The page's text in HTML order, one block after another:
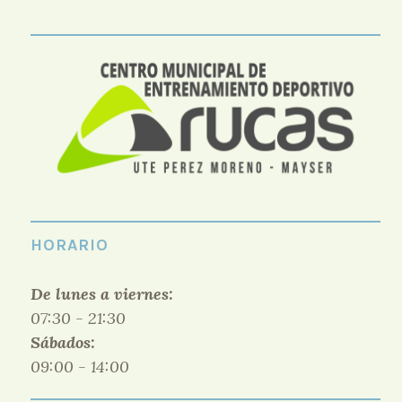
HORARIO
De lunes a viernes:
07:30 - 21:30
Sábados:
09:00 - 14:00